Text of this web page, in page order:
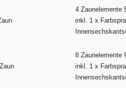
4 Zaunelemente
inkl. 1 x
8 Zaunelemente
inkl. 1 x